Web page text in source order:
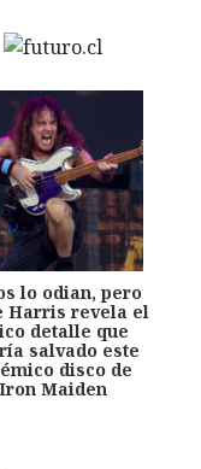
lo odian, pero
Harris revela el
detalle que
salvado este
disco de
Iron Maiden